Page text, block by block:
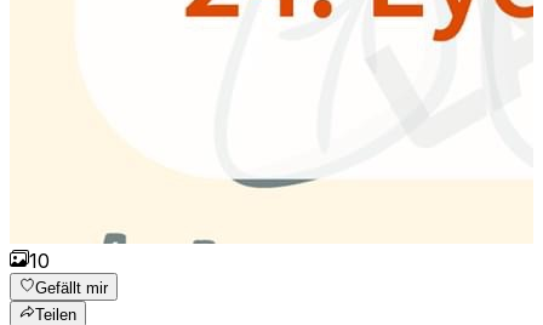
10
Gefällt mir
Teilen